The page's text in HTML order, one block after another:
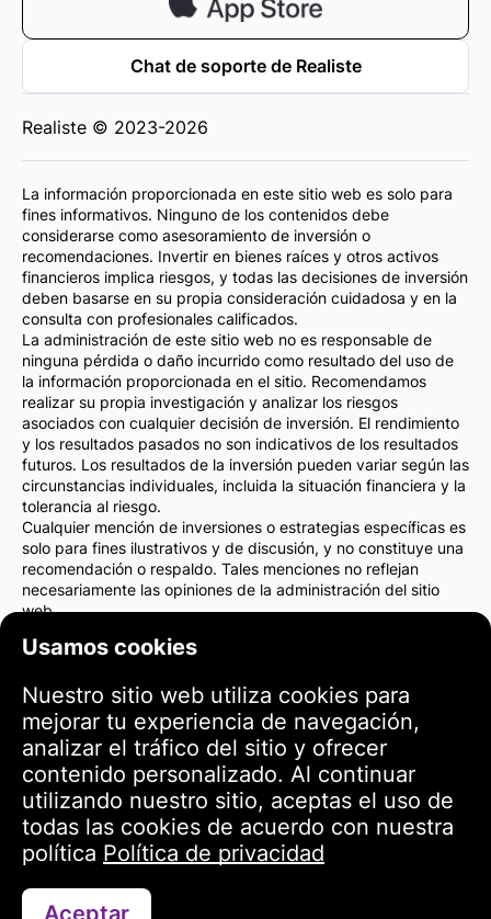
Usamos cookies
Nuestro sitio web utiliza cookies para
mejorar tu experiencia de navegación,
analizar el tráfico del sitio y ofrecer
contenido personalizado. Al continuar
utilizando nuestro sitio, aceptas el uso de
todas las cookies de acuerdo con nuestra
política Política de privacidad
AceptarContáctanos a través de WhatsApp
Chat de soporte de Realiste
Realiste © 2023-2026
La información proporcionada en este sitio web es solo para
fines informativos. Ninguno de los contenidos debe
considerarse como asesoramiento de inversión o
recomendaciones. Invertir en bienes raíces y otros activos
financieros implica riesgos, y todas las decisiones de inversión
deben basarse en su propia consideración cuidadosa y en la
consulta con profesionales calificados.
La administración de este sitio web no es responsable de
ninguna pérdida o daño incurrido como resultado del uso de
la información proporcionada en el sitio. Recomendamos
realizar su propia investigación y analizar los riesgos
asociados con cualquier decisión de inversión. El rendimiento
y los resultados pasados no son indicativos de los resultados
futuros. Los resultados de la inversión pueden variar según las
circunstancias individuales, incluida la situación financiera y la
tolerancia al riesgo.
Cualquier mención de inversiones o estrategias específicas es
solo para fines ilustrativos y de discusión, y no constituye una
recomendación o respaldo. Tales menciones no reflejan
necesariamente las opiniones de la administración del sitio
web.
financiero o un abogado antes de tomar cualquier decisión de
inversión y de los riesgos asociados con ellas.
Al utilizar este sitio web, acepta que la administración del sitio
web no es responsable de ninguna pérdida o daño directo o
indirecto como resultado del uso de la información
proporcionada en el sitio.
Por favor, actúe con precaución y cuidado al tomar decisiones
de inversión.
Términos de uso